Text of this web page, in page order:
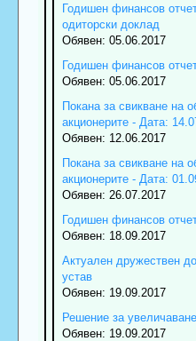
Годишен финансов
одиторски доклад
Обявен: 05.06.2017
Годишен финансов
Обявен: 05.06.2017
Покана за свикване на
акционерите - Дата:
Обявен: 12.06.2017
Покана за свикване на
акционерите - Дата:
Обявен: 26.07.2017
Годишен финансов
Обявен: 18.09.2017
Актуален дружествен
устав
Обявен: 19.09.2017
Решение за
Обявен: 19.09.2017